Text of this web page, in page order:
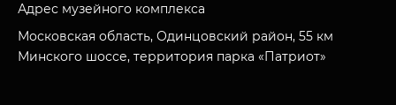
Адрес музейного комплекса
Московская область, Одинцовский район, 55 км
Минского шоссе, территория парка «Патриот»